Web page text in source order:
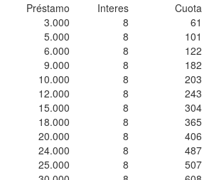
Préstamo Interes
Cuota
3.000
8
61
5.000
8
101
6.000
8
122
9.000
8
182
10.000
8
203
12.000
8
243
15.000
8
304
18.000
8
365
20.000
8
406
24.000
8
487
25.000
8
507